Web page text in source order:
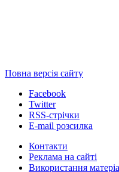
Повна версія сайту
Facebook
Twitter
RSS-стрічки
E-mail розсилка
Контакти
Реклама на сайті
Використання